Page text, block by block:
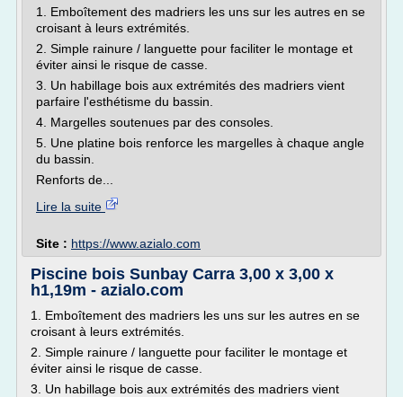
1. Emboîtement des madriers les uns sur les autres en se
croisant à leurs extrémités.
2. Simple rainure / languette pour faciliter le montage et
éviter ainsi le risque de casse.
3. Un habillage bois aux extrémités des madriers vient
parfaire l'esthétisme du bassin.
4. Margelles soutenues par des consoles.
5. Une platine bois renforce les margelles à chaque angle
du bassin.
Renforts de...
Lire la suite
Site : https://www.azialo.com
Piscine bois Sunbay Carra 3,00 x 3,00 x
h1,19m - azialo.com
1. Emboîtement des madriers les uns sur les autres en se
croisant à leurs extrémités.
2. Simple rainure / languette pour faciliter le montage et
éviter ainsi le risque de casse.
3. Un habillage bois aux extrémités des madriers vient